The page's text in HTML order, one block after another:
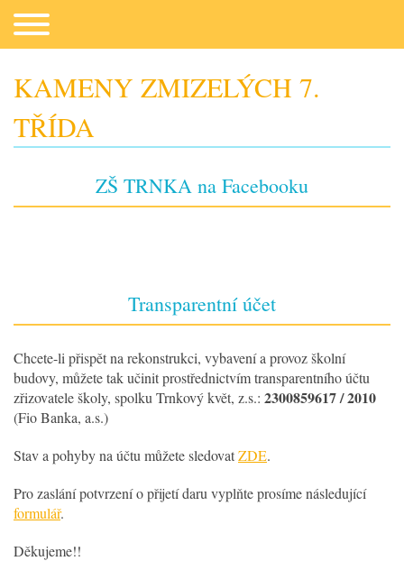
Co potřebujeme
Kontakt
KAMENY ZMIZELÝCH 7.
TŘÍDA
ZŠ TRNKA na Facebooku
Transparentní účet
Chcete-li přispět na rekonstrukci, vybavení a provoz školní
budovy, můžete tak učinit prostřednictvím transparentního účtu
zřizovatele školy, spolku Trnkový květ, z.s.: 2300859617 / 2010
(Fio Banka, a.s.)
Stav a pohyby na účtu můžete sledovatZDE.
Pro zaslání potvrzení o přijetí daru vyplňte prosíme následující
formulář.
Děkujeme!!